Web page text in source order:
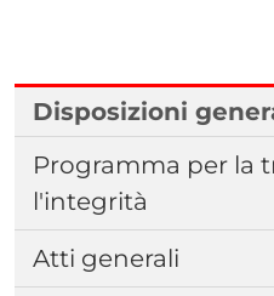
Disposizioni
Programma per la
l'integrità
Atti generali